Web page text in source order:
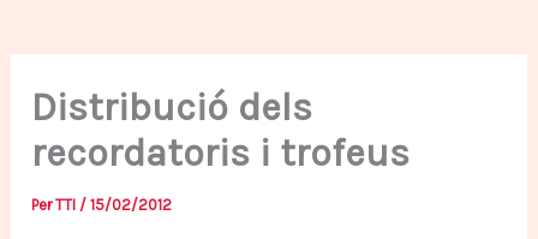
Distribució dels
recordatoris i trofeus
Per TTI /15/02/2012